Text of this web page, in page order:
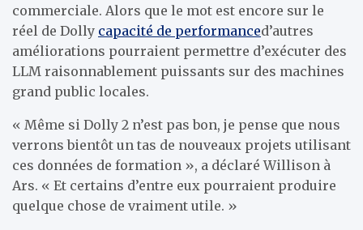
commerciale. Alors que le mot est encore sur le
réel de Dolly capacité de performanced’autres
améliorations pourraient permettre d’exécuter des
LLM raisonnablement puissants sur des machines
grand public locales.
« Même si Dolly 2 n’est pas bon, je pense que nous
verrons bientôt un tas de nouveaux projets utilisant
ces données de formation », a déclaré Willison à
Ars. « Et certains d’entre eux pourraient produire
quelque chose de vraiment utile. »